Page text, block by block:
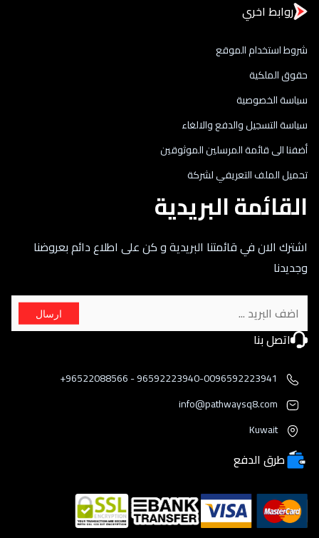
روابط اخري
شروط استخدام الموقع
حقوق الملكية
سياسة الخصوصية
سياسة التسجيل والدفع والالغاء
أضفنا الى قائمة المرسلين الموثوقين
تحميل الملف التعريفي لشركة
القائمة البريدية
اشترك الان في قائمتنا البريدية و كن على اطلاع دائم بعروضنا
وجديدنا
ارسال
اتصل بنا
96592223940-0096592223941 - 96522088566+
info@pathwaysq8.com
Kuwait
طرق الدفع